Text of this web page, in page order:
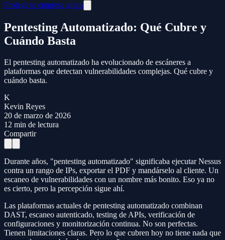
Protege tu empresa gratis
Pentesting Automatizado: Qué Cubre y
Cuándo Basta
El pentesting automatizado ha evolucionado de escáneres a
plataformas que detectan vulnerabilidades complejas. Qué cubre y
cuándo basta.
K
Kevin Reyes
20 de marzo de 2026
12 min de lectura
Compartir
Durante años, "pentesting automatizado" significaba ejecutar Nessus
contra un rango de IPs, exportar el PDF y mandárselo al cliente. Un
escaneo de vulnerabilidades con un nombre más bonito. Eso ya no
es cierto, pero la percepción sigue ahí.
Las plataformas actuales de pentesting automatizado combinan
DAST, escaneo autenticado, testing de APIs, verificación de
configuraciones y monitorización continua. No son perfectas.
Tienen limitaciones claras. Pero lo que cubren hoy no tiene nada que